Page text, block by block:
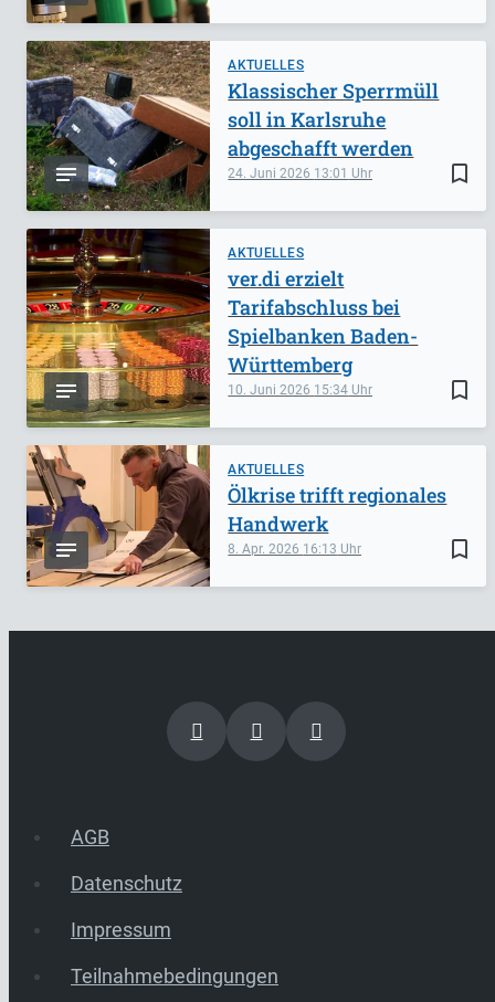
AKTUELLES
bookmark_border
24. Juni 2026 13:01
Klassischer Sperrmüll
soll in Karlsruhe
abgeschafft werden
AKTUELLES
bookmark_border
10. Juni 2026 15:34
ver.di erzielt
Tarifabschluss bei
Spielbanken Baden-
Württemberg
AKTUELLES
bookmark_border
8. Apr. 2026 16:13
Ölkrise trifft regionales
Handwerk
AGB
Datenschutz
Impressum
Teilnahmebedingungen